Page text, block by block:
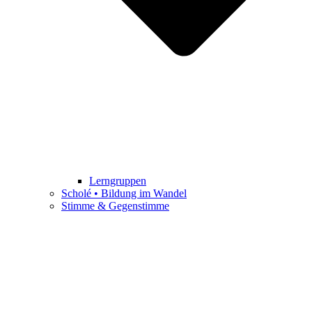
Lerngruppen
Scholé • Bildung im Wandel
Stimme & Gegenstimme